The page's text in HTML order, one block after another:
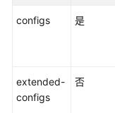
架
据
configs 是
extended-
configs
否